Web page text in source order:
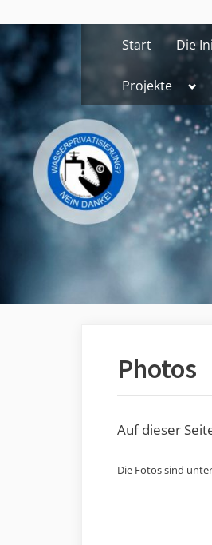
to
content
Start Die
Projekte
Photos
Auf dieser
Die Fotos sind